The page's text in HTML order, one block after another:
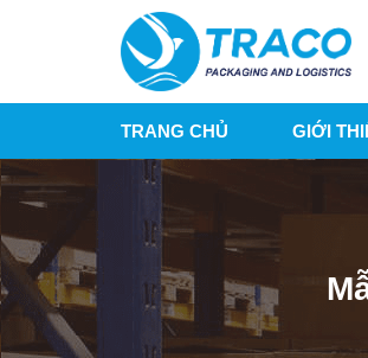
TRANG CHỦ GIỚI